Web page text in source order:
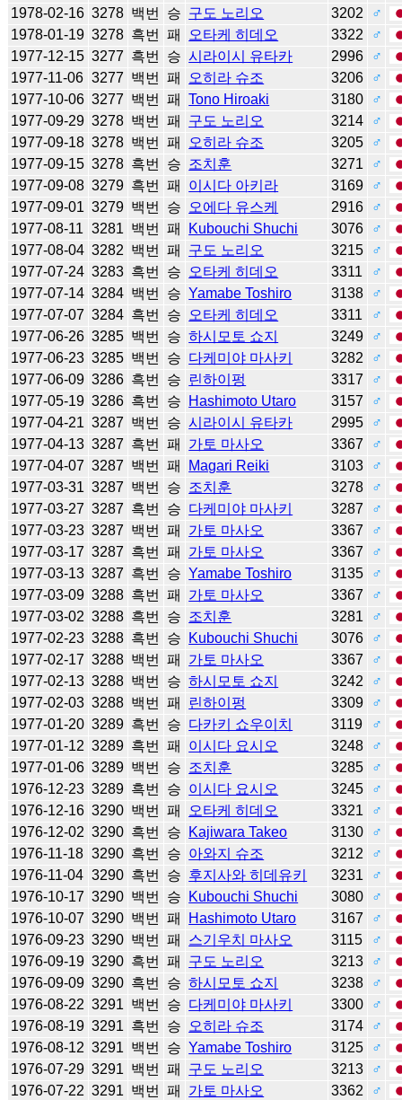
1978-02-16 3278 백번 승 구도 노리오 3202
♂
1978-01-19 3278 흑번 패 오타케 히데오 3322
♂
1977-12-15 3277 흑번 승 시라이시 유타카 2996
♂
1977-11-06 3277 백번 패 오히라 슈조 3206
♂
1977-10-06 3277 백번 패 Tono Hiroaki 3180
♂
1977-09-29 3278 백번 패 구도 노리오 3214
♂
1977-09-18 3278 백번 패 오히라 슈조 3205
♂
1977-09-15 3278 흑번 승 조치훈 3271
♂
1977-09-08 3279 흑번 패 이시다 아키라 3169
♂
1977-09-01 3279 백번 승 오에다 유스케 2916
♂
1977-08-11 3281 백번 패 Kubouchi Shuchi 3076
♂
1977-08-04 3282 백번 패 구도 노리오 3215
♂
1977-07-24 3283 흑번 승 오타케 히데오 3311
♂
1977-07-14 3284 백번 승 Yamabe Toshiro 3138
♂
1977-07-07 3284 흑번 승 오타케 히데오 3311
♂
1977-06-26 3285 백번 승 하시모토 쇼지 3249
♂
1977-06-23 3285 백번 승 다케미야 마사키 3282
♂
1977-06-09 3286 흑번 승 린하이펑 3317
♂
1977-05-19 3286 흑번 승 Hashimoto Utaro 3157
♂
1977-04-21 3287 백번 승 시라이시 유타카 2995
♂
1977-04-13 3287 흑번 패 가토 마사오 3367
♂
1977-04-07 3287 백번 패 Magari Reiki 3103
♂
1977-03-31 3287 백번 승 조치훈 3278
♂
1977-03-27 3287 흑번 승 다케미야 마사키 3287
♂
1977-03-23 3287 백번 패 가토 마사오 3367
♂
1977-03-17 3287 흑번 패 가토 마사오 3367
♂
1977-03-13 3287 흑번 승 Yamabe Toshiro 3135
♂
1977-03-09 3288 흑번 패 가토 마사오 3367
♂
1977-03-02 3288 흑번 승 조치훈 3281
♂
1977-02-23 3288 흑번 승 Kubouchi Shuchi 3076
♂
1977-02-17 3288 백번 패 가토 마사오 3367
♂
1977-02-13 3288 백번 승 하시모토 쇼지 3242
♂
1977-02-03 3288 백번 패 린하이펑 3309
♂
1977-01-20 3289 흑번 승 다카키 쇼우이치 3119
♂
1977-01-12 3289 흑번 패 이시다 요시오 3248
♂
1977-01-06 3289 백번 승 조치훈 3285
♂
1976-12-23 3289 흑번 승 이시다 요시오 3245
♂
1976-12-16 3290 백번 패 오타케 히데오 3321
♂
1976-12-02 3290 흑번 승 Kajiwara Takeo 3130
♂
1976-11-18 3290 흑번 승 아와지 슈조 3212
♂
1976-11-04 3290 흑번 승 후지사와 히데유키 3231
♂
1976-10-17 3290 백번 승 Kubouchi Shuchi 3080
♂
1976-10-07 3290 백번 패 Hashimoto Utaro 3167
♂
1976-09-23 3290 백번 패 스기우치 마사오 3115
♂
1976-09-19 3290 흑번 패 구도 노리오 3213
♂
1976-09-09 3290 흑번 승 하시모토 쇼지 3238
♂
1976-08-22 3291 백번 승 다케미야 마사키 3300
♂
1976-08-19 3291 흑번 승 오히라 슈조 3174
♂
1976-08-12 3291 백번 승 Yamabe Toshiro 3125
♂
1976-07-29 3291 백번 패 구도 노리오 3213
♂
1976-07-22 3291 백번 패 가토 마사오 3362
♂